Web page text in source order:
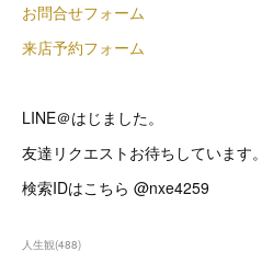
お問合せフォーム
来店予約フォーム
LINE＠はじました。
友達リクエストお待ちしています。
検索IDはこちら @nxe4259
人生観(488)